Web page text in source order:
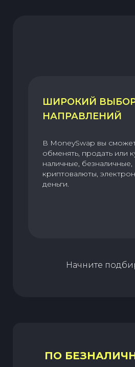
ШИРОКИЙ
НАПРАВЛЕНИЙ
В MoneySwap вы
обменять, продать или
наличные, безналичные,
криптовалюты,
деньги.
Начните
ПО